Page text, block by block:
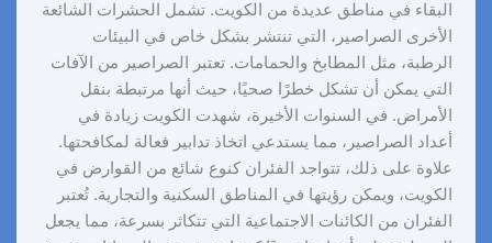
البقاء في مناطق عديدة من الكويت. تشمل الحشرات الشائعة
الأخرى الصراصير، التي تنتشر بشكل خاص في البيئات
الرطبة، مثل المطابخ والحمامات. تعتبر الصراصير من الآفات
التي يمكن أن تشكل خطرًا صحيًا، حيث أنها مرتبطة بنقل
الأمراض. في السنوات الأخيرة، شهدت الكويت زيادة في
أعداد الصراصير، مما يستدعي اتخاذ تدابير فعالة لمكافحتها.
علاوة على ذلك، تتواجد الفئران كنوع شائع من القوارض في
الكويت، ويمكن رؤيتها في المناطق السكنية والتجارية. تُعتبر
الفئران من الكائنات الاجتماعية التي تتكاثر بسرعة، مما يجعل